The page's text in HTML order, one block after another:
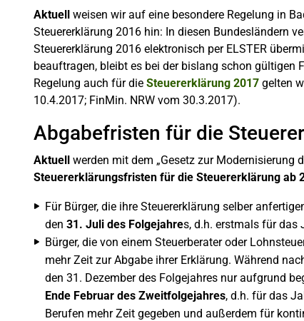
Aktuell weisen wir auf eine besondere Regelung in
Steuererklärung 2016 hin: In diesen Bundesländern
Steuererklärung 2016 elektronisch per ELSTER
beauftragen, bleibt es bei der bislang schon gültigen
Regelung auch für die Steuererklärung 2017 gelten
10.4.2017; FinMin. NRW vom 30.3.2017).
Abgabefristen für die
Aktuell werden mit dem „Gesetz zur Modernisierung
Steuererklärungsfristen für die Steuererklärung ab
Für Bürger, die ihre Steuererklärung selber
den 31. Juli des Folgejahres, d.h. erstmals für das
Bürger, die von einem Steuerberater oder
mehr Zeit zur Abgabe ihrer Erklärung. Während
den 31. Dezember des Folgejahres nur aufgrund
Ende Februar des Zweitfolgejahres, d.h. für das
Berufen mehr Zeit gegeben und außerdem für